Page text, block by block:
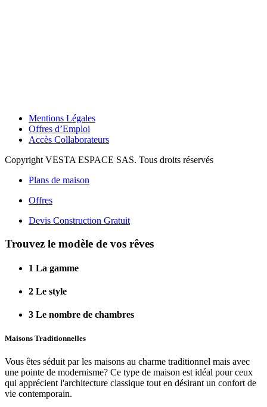
Mentions Légales
Offres d’Emploi
Accès Collaborateurs
Copyright VESTA ESPACE SAS. Tous droits réservés
Plans de maison
Offres
Devis Construction Gratuit
Trouvez le modèle de vos rêves
1 La gamme
2 Le style
3 Le nombre de chambres
Maisons Traditionnelles
Vous êtes séduit par les maisons au charme traditionnel mais avec
une pointe de modernisme? Ce type de maison est idéal pour ceux
qui apprécient l'architecture classique tout en désirant un confort de
vie contemporain.